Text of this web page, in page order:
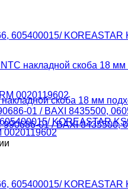
скоба 18 мм
01 / BAXI 8435500,
KOREASTAR
0020119602